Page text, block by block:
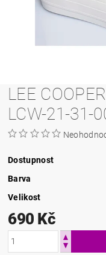
LEE
LCW-21-31-
Dostupnost
Barva
Velikost
690 Kč